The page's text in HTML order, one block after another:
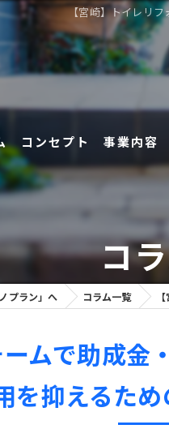
【宮崎】トイレリフ
コンセプト 事業内容
コ
プラン」へ コラム一覧
ームで助成
を抑えるた